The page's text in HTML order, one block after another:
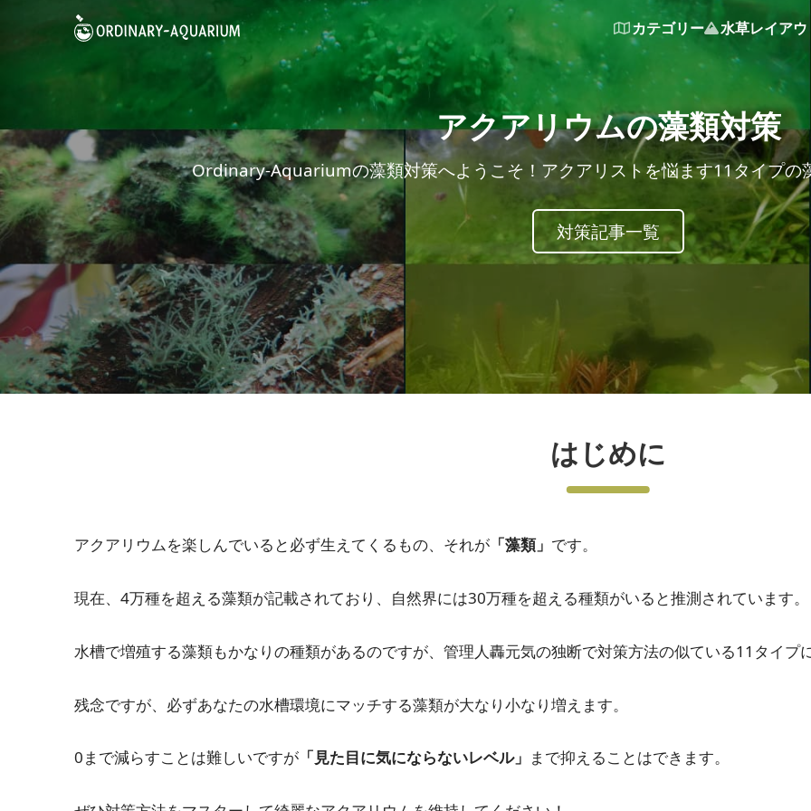
カテゴリー 水草レイア
アクアリウムの藻類対策
Ordinary-Aquariumの藻類対策へようこそ！アクアリストを悩ます11タイプの
対策記事一覧
はじめに
アクアリウムを楽しんでいると必ず生えてくるもの、それが 「藻類」 です。
現在、4万種を超える藻類が記載されており、自然界には30万種を超える種類がいると推測されています。
水槽で増殖する藻類もかなりの種類があるのですが、管理人轟元気の独断で対策方法の似ている11タイプ
残念ですが、必ずあなたの水槽環境にマッチする藻類が大なり小なり増えます。
0まで減らすことは難しいですが 「見た目に気にならないレベル」 まで抑えることはできます。